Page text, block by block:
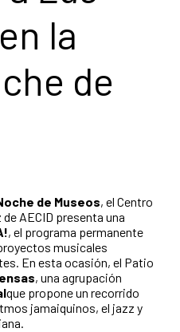
en la
de
de Museos, el Centro
AECID presenta una
, el programa permanente
musicales
En esta ocasión, el Patio
, una agrupación
que propone un recorrido
jamaiquinos, el jazz y